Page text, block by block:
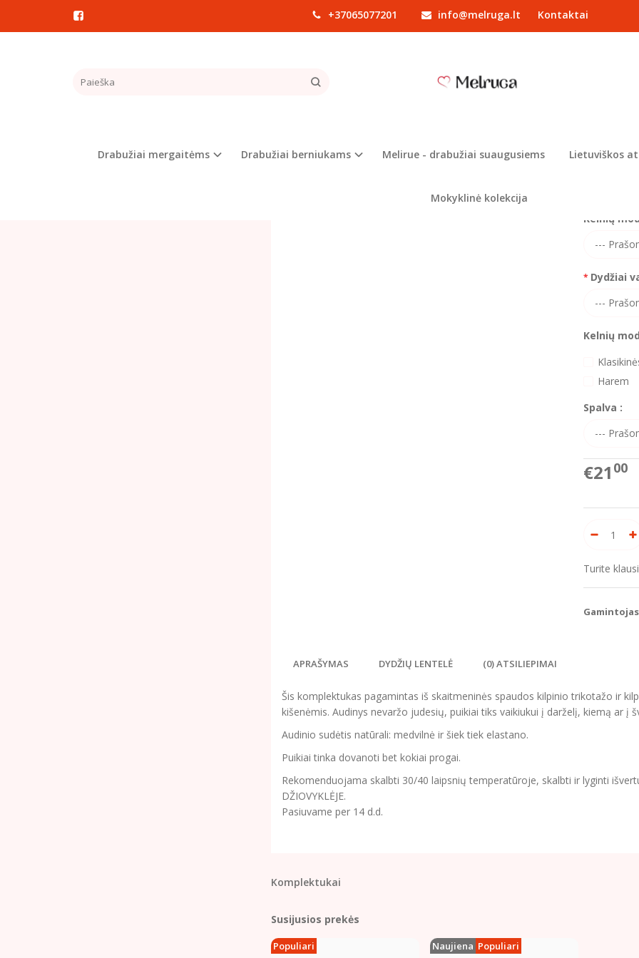
+37065077201 info@melruga.lt Kontaktai
Drabužiai mergaitėms Drabužiai berniukams Melirue - drabužiai suaugusiems Lietuviškos
Mokyklinė kolekcija
Kelnių
Dydžiai
Kelnių
Harem
Spalva :
€21 00
Turite
APRAŠYMAS DYDŽIŲ LENTELĖ (0) ATSILIEPIMAI
Šis komplektukas pagamintas iš skaitmeninės spaudos kilpinio trikotažo ir
kišenėmis. Audinys nevaržo judesių, puikiai tiks vaikiukui į darželį, kiemą ar į
Audinio sudėtis natūrali: medvilnė ir šiek tiek elastano.
Puikiai tinka dovanoti bet kokiai progai.
Rekomenduojama skalbti 30/40 laipsnių temperatūroje, skalbti ir lyginti
DŽIOVYKLĖJE.
Pasiuvame per 14 d.d.
Komplektukai
Susijusios prekės
Populiari Naujiena Populiari